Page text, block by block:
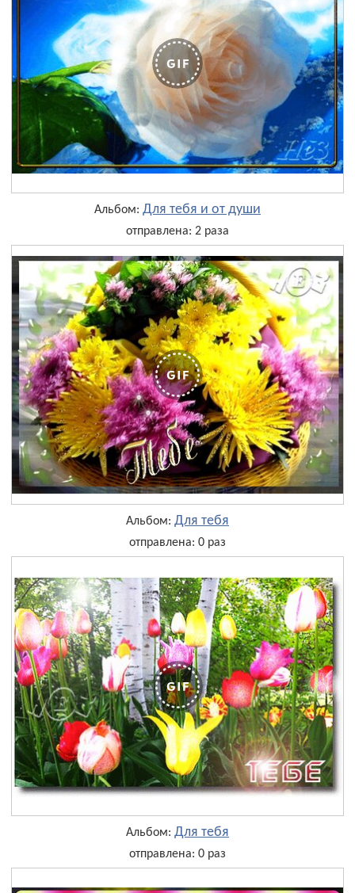
Альбом: Для тебя и от души
отправлена: 2 раза
Альбом: Для тебя
отправлена: 0 раз
Альбом: Для тебя
отправлена: 0 раз